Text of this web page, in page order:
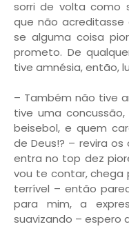
sorri de volta como
que não
se alguma coisa
prometo. De
tive amnésia, então,
– Também não tive
tive uma
beisebol, e quem
de Deus!? – revira
entra no top dez
vou te contar, chega
terrível – então
para mim, a
suavizando – espero